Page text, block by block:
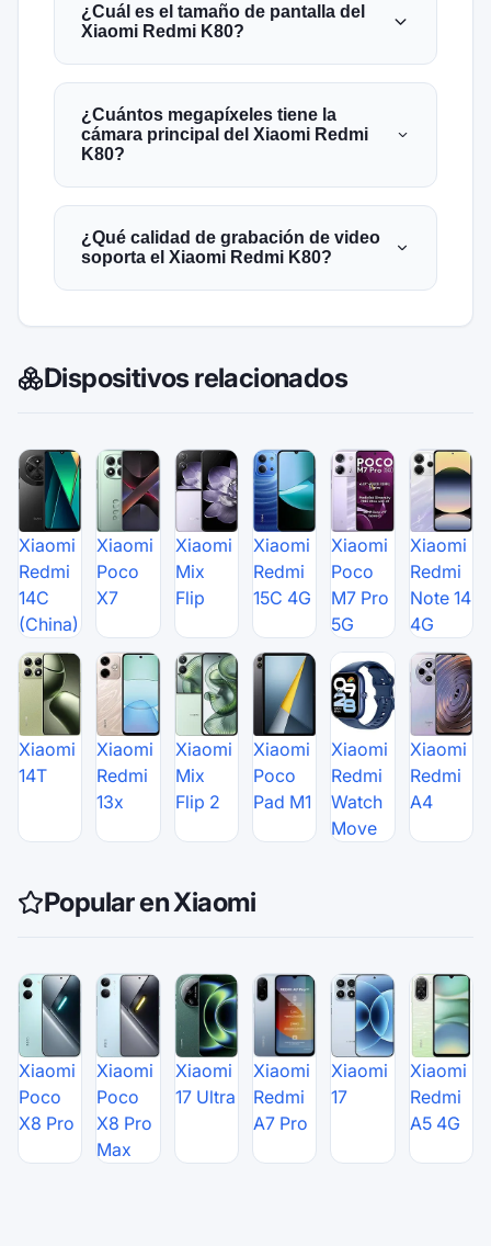
¿Cuál es el tamaño de pantalla del
Xiaomi Redmi K80?
¿Cuántos megapíxeles tiene la
cámara principal del Xiaomi Redmi
K80?
¿Qué calidad de grabación de video
soporta el Xiaomi Redmi K80?
Dispositivos relacionados
Xiaomi
Redmi
14C
(China)
Xiaomi
Poco
X7
Xiaomi
Mix
Flip
Xiaomi
Redmi
15C 4G
Xiaomi
Poco
M7 Pro
5G
Xiaomi
Redmi
Note 14
4G
Xiaomi
14T
Xiaomi
Redmi
13x
Xiaomi
Mix
Flip 2
Xiaomi
Poco
Pad M1
Xiaomi
Redmi
Watch
Move
Xiaomi
Redmi
A4
Popular en Xiaomi
Xiaomi
Poco
X8 Pro
Xiaomi
Poco
X8 Pro
Max
Xiaomi
17 Ultra
Xiaomi
Redmi
A7 Pro
Xiaomi
17
Xiaomi
Redmi
A5 4G